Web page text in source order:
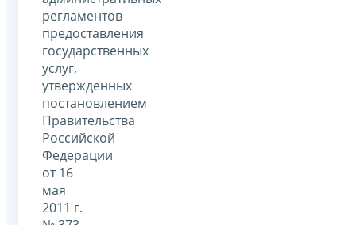
регламентов
предоставления
государственных
услуг,
утвержденных
постановлением
Правительства
Российской
Федерации
от 16
мая
2011 г.